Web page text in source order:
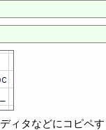
ィタなどにコピペ